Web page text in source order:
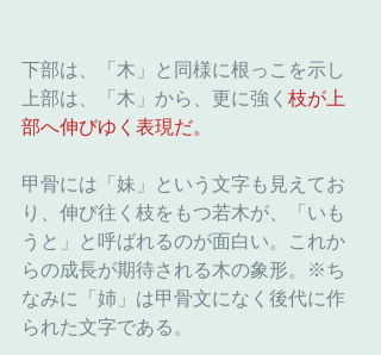
下部は、「木」と同様に根っこを示し
上部は、「木」から、更に強く 枝が上
部へ伸びゆく表現だ。
甲骨には「妹」という文字も見えてお
り、伸び往く枝をもつ若木が、「いも
うと」と呼ばれるのが面白い。これか
らの成長が期待される木の象形。※ち
なみに「姉」は甲骨文になく後代に作
られた文字である。